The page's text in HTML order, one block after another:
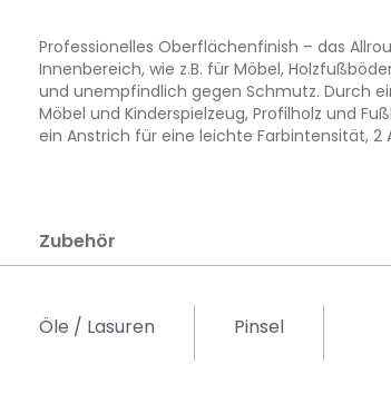
Professionelles Oberflächenfinish – das
Innenbereich, wie z.B. für Möbel,
und unempfindlich gegen Schmutz. Durch
Möbel und Kinderspielzeug, Profilholz und
ein Anstrich für eine leichte Farbintensität, 2
Zubehör
Öle / Lasuren Pinsel